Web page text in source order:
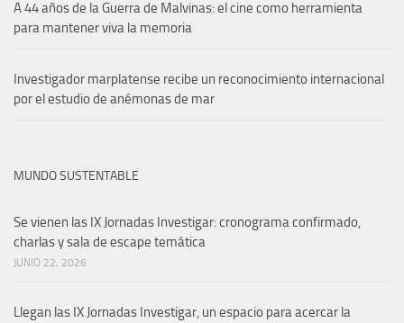
A 44 años de la Guerra de Malvinas: el cine como herramienta
para mantener viva la memoria
Investigador marplatense recibe un reconocimiento internacional
por el estudio de anémonas de mar
MUNDO SUSTENTABLE
Se vienen las IX Jornadas Investigar: cronograma confirmado,
charlas y sala de escape temática
JUNIO 22, 2026
Llegan las IX Jornadas Investigar, un espacio para acercar la